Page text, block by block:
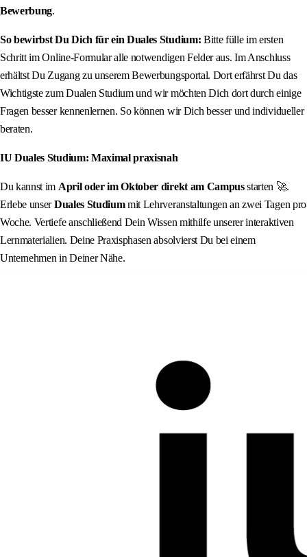
Bewerbung.
So bewirbst Du Dich für ein Duales Studium: Bitte fülle im ersten
Schritt im Online-Formular alle notwendigen Felder aus. Im Anschluss
erhältst Du Zugang zu unserem Bewerbungsportal. Dort erfährst Du das
Wichtigste zum Dualen Studium und wir möchten Dich dort durch einige
Fragen besser kennenlernen. So können wir Dich besser und individueller
beraten.
IU Duales Studium: Maximal praxisnah
Du kannst im April oder im Oktober direkt am Campusstarten 🚀.
Erlebe unserDuales Studiummit Lehrveranstaltungen an zwei Tagen pro
Woche. Vertiefe anschließend Dein Wissen mithilfe unserer interaktiven
Lernmaterialien. Deine Praxisphasen absolvierst Du bei einem
Unternehmen in Deiner Nähe.